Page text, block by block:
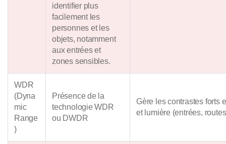
identifier plus
facilement les
personnes et les
objets, notamment
aux entrées et
zones sensibles.
WDR
(Dyna
mic
Range
)
Présence de la
technologie WDR
ou DWDR
Gère les contrastes forts
et lumière (entrées,